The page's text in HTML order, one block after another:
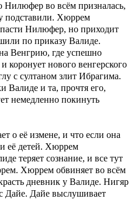
во всём призналась,
подставили. Хюррем
Нилюфер, но приходит
по приказу Валиде.
Венгрию, где успешно
коронует нового венгерского
с султаном злит Ибрагима.
Валиде и та, прочтя его,
немедленно покинуть
о её измене, и что если она
и её детей. Хюррем
теряет сознание, и все тут
Хюррем обвиняет во всём
дневник у Валиде. Нигяр
Дайе. Дайе выслушивает